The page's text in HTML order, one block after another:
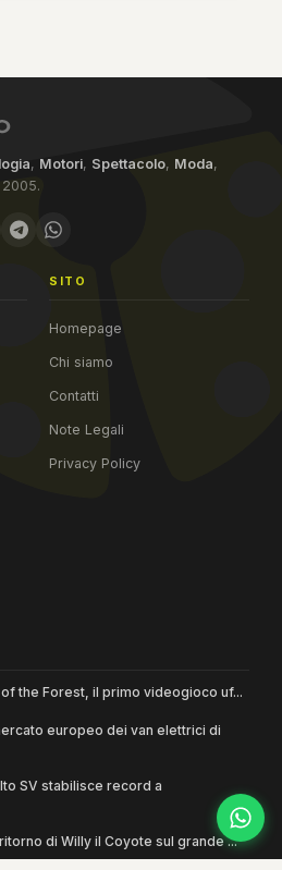
, Motori, Spettacolo, Moda,
SITO
Homepage
Chi siamo
Contatti
Note Legali
Privacy Policy
the Forest, il primo videogioco uf...
europeo dei van elettrici di
SV stabilisce record a
di Willy il Coyote sul grande ...